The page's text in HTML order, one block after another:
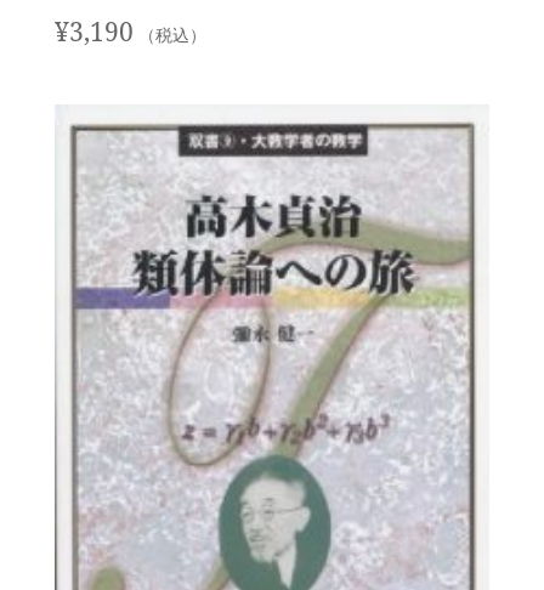
¥3,190 （税込）